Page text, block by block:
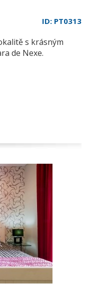
ID: PT0313
s krásným
de Nexe.